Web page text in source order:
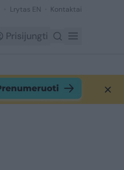
Lrytas EN Kontaktai
Prisijungti